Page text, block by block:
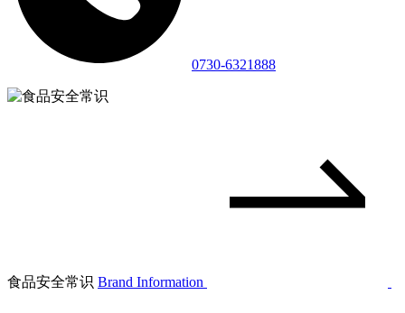
0730-6321888
食品安全常识 Brand Information